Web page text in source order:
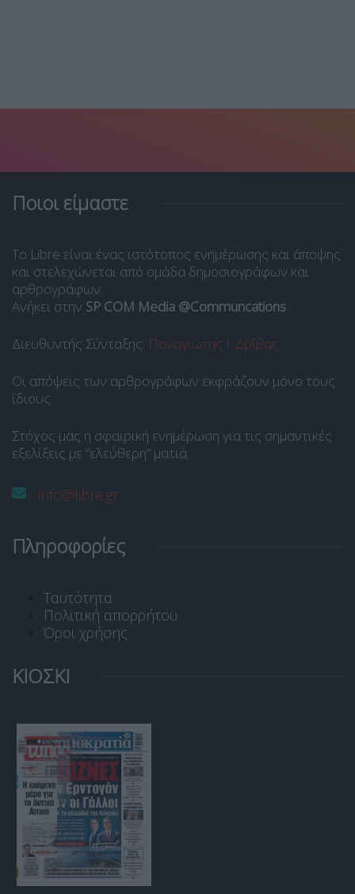
Ποιοι είμαστε
Το Libre είναι ένας ιστότοπος ενημέρωσης και άποψης
και στελεχώνεται από ομάδα δημοσιογράφων και
αρθρογράφων.
Ανήκει στην SP COM Media @Communcations.
Διευθυντής Σύνταξης: Παναγιώτης Ι. Δρίβας.
Οι απόψεις των αρθρογράφων εκφράζουν μόνο τους
ίδιους.
Στόχος μας η σφαιρική ενημέρωση για τις σημαντικές
εξελίξεις με “ελεύθερη” ματιά.
info@libre.gr
Πληροφορίες
Ταυτότητα
Πολιτική απορρήτου
Όροι χρήσης
ΚΙΟΣΚΙ